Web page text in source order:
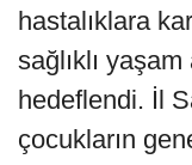
hastalıklara
sağlıklı yaşam
hedeflendi. İl
çocukların